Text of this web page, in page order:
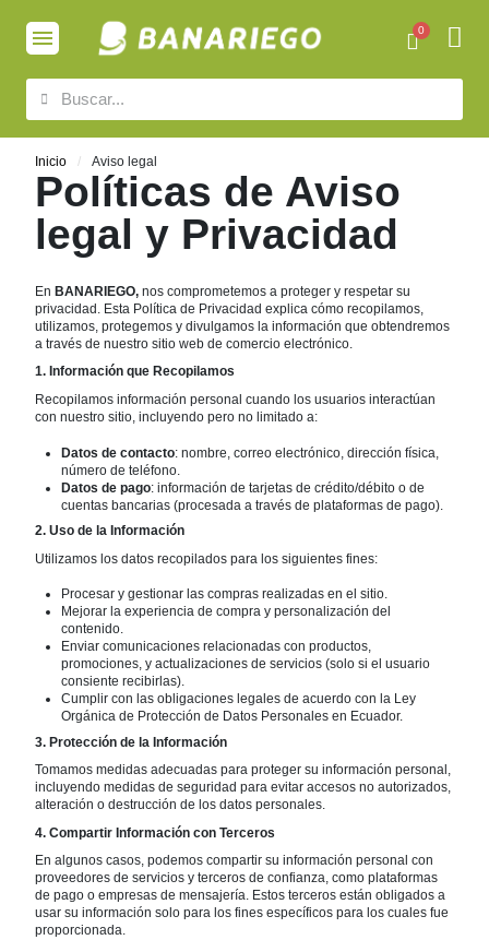
Inicio Aviso legal
Políticas de Aviso
legal y Privacidad
EnBANARIEGO,nos comprometemos a proteger y respetar su
privacidad. Esta Política de Privacidad explica cómo recopilamos,
utilizamos, protegemos y divulgamos la información que obtendremos
a través de nuestro sitio web de comercio electrónico.
1. Información que Recopilamos
Recopilamos información personal cuando los usuarios interactúan
con nuestro sitio, incluyendo pero no limitado a:
Datos de contacto: nombre, correo electrónico, dirección física,
número de teléfono.
Datos de pago: información de tarjetas de crédito/débito o de
cuentas bancarias (procesada a través de plataformas de pago).
2. Uso de la Información
Utilizamos los datos recopilados para los siguientes fines:
Procesar y gestionar las compras realizadas en el sitio.
Mejorar la experiencia de compra y personalización del
contenido.
Enviar comunicaciones relacionadas con productos,
promociones, y actualizaciones de servicios (solo si el usuario
consiente recibirlas).
Cumplir con las obligaciones legales de acuerdo con la Ley
Orgánica de Protección de Datos Personales en Ecuador.
3. Protección de la Información
Tomamos medidas adecuadas para proteger su información personal,
incluyendo medidas de seguridad para evitar accesos no autorizados,
alteración o destrucción de los datos personales.
4. Compartir Información con Terceros
En algunos casos, podemos compartir su información personal con
proveedores de servicios y terceros de confianza, como plataformas
de pago o empresas de mensajería. Estos terceros están obligados a
usar su información solo para los fines específicos para los cuales fue
proporcionada.